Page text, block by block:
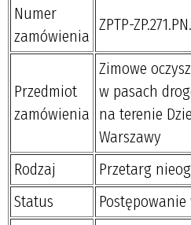
Numer
zamówienia
ZPTP-
Przedmiot
zamówienia
Zimowe
w pasach
na terenie
Warszawy
Rodzaj
Przetarg
Status